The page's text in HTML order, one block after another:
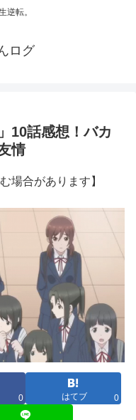
逆転。
ログ
10話感想！バカ
情
場合があります】
0 はてブ 0